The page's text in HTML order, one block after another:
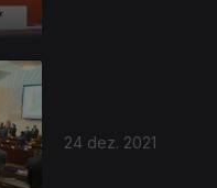
24 dez. 2021